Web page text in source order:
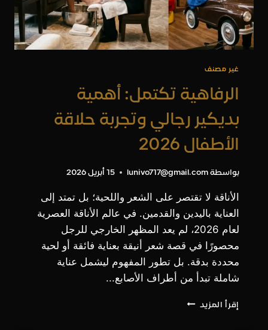
غير مصنف
الرفاهية تكتمل: أهمية
بديكير رجالي وتجربة حلاقة
الأطفال 2026
بواسطة lunivo717@gmail.com 15 أبريل 2026
الأناقة لا تقتصر على الشعر واللحية؛ بل تمتد إلى
العناية باليدين والقدمين. في عالم الأناقة العصرية
لعام 2026، لم يعد المظهر الخارجي للرجل
محصورًا في قصة شعر أنيقة بعناية فائقة أو لحية
محددة بدقة. بل تطور المفهوم ليشمل عناية
شاملة تبدأ من أطراف الأصابع...
إقرأ المزيد الرفاهية